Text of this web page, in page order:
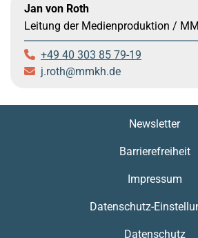
Jan von Roth
Leitung der Medienproduktion /
+49 40 303 85 79-19
j.roth
mmkh.de
Datenschutz
Datenschutz-
Impressum
Barrierefreiheit
Newsletter